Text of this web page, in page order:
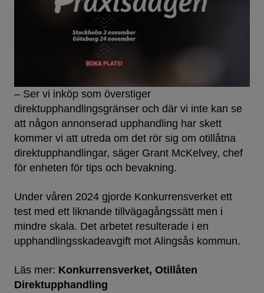
– Ser vi inköp som överstiger
direktupphandlingsgränser och där vi inte kan se
att någon annonserad upphandling har skett
kommer vi att utreda om det rör sig om otillåtna
direktupphandlingar, säger Grant McKelvey, chef
för enheten för tips och bevakning.
Under våren 2024 gjorde Konkurrensverket ett
test med ett liknande tillvägagångssätt men i
mindre skala. Det arbetet resulterade i en
upphandlingsskadeavgift mot Alingsås kommun.
Läs mer: Konkurrensverket Otillåten
Direktupphandling